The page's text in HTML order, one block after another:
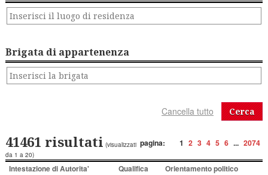
Brigata di appartenenza
Cerca
pagina: 1 2 3 4 5 6 ... 2074
41461 risultati (visualizzati
da 1 a 20)
Intestazione di Autorita' Qualifica Orientamento politico